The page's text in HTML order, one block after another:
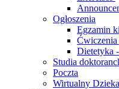
Ogłoszenia
Egzamin
Ćwiczenia
Dietetyka
Studia
Poczta
Wirtualny